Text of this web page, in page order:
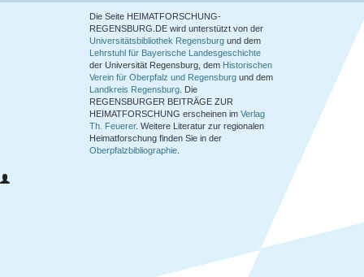
Die Seite HEIMATFORSCHUNG-
REGENSBURG.DE wird unterstützt von der
Universitätsbibliothek Regensburg und dem
Lehrstuhl für Bayerische Landesgeschichte
der Universität Regensburg, dem Historischen
Verein für Oberpfalz und Regensburg und dem
Landkreis Regensburg . Die
REGENSBURGER BEITRÄGE ZUR
HEIMATFORSCHUNG erscheinen im Verlag
Th. Feuerer. Weitere Literatur zur regionalen
Heimatforschung finden Sie in der
Oberpfalzbibliographie